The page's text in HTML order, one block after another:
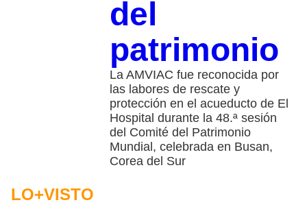
del
patrimonio
La AMVIAC fue reconocida por
las labores de rescate y
protección en el acueducto de El
Hospital durante la 48.ª sesión
del Comité del Patrimonio
Mundial, celebrada en Busan,
Corea del Sur
LO+VISTO